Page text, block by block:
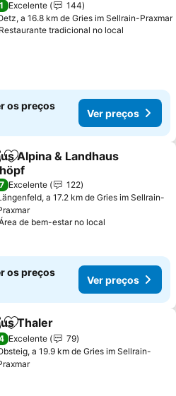
Excelente
144
a 16.8 km de Gries im Sellrain-Praxmar
Restaurante tradicional no local
os preços
Ver preços
Adicionar aos favoritos
Alpina & Landhaus
Excelente
122
a 17.2 km de Gries im Sellrain-
de bem-estar no local
os preços
Ver preços
Adicionar aos favoritos
Thaler
Excelente
79
a 19.9 km de Gries im Sellrain-